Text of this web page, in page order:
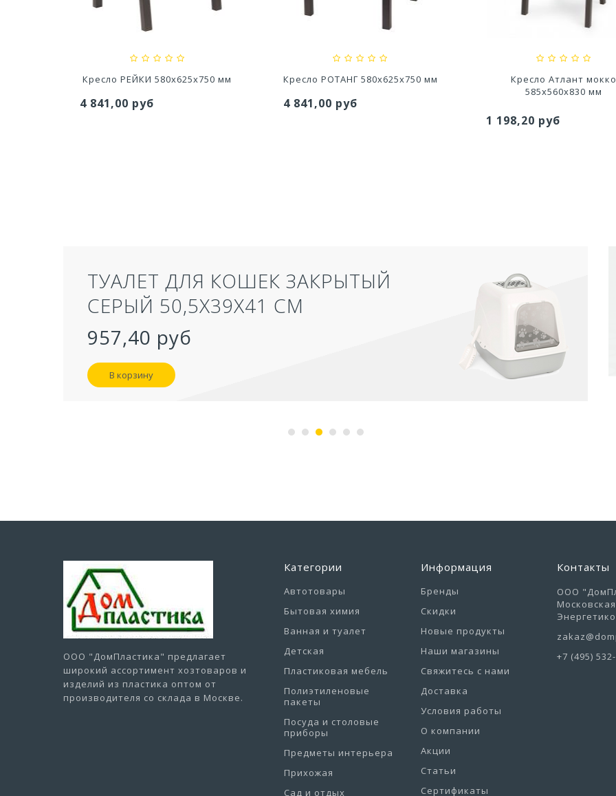
79,80 руб
627,20 руб 527,80 руб
Кресло РЕЙКИ 580x625x750 мм
4 841,00 руб
Кресло РОТАНГ 580x625x750 мм
4 841,00 руб
Кресло Атлант мокко
585х560х830 мм
1 198,20 руб
ТУАЛЕТ ДЛЯ КОШЕК ЗАКРЫТЫЙ
СЕРЫЙ 50,5Х39Х41 СМ
957,40 руб
В корзину
ООО "ДомПластика" предлагает
широкий ассортимент хозтоваров и
изделий из пластика оптом от
производителя со склада в Москве.
Категории
Автотовары
Бытовая химия
Ванная и туалет
Детская
Пластиковая мебель
Полиэтиленовые
пакеты
Посуда и столовые
приборы
Предметы интерьера
Прихожая
Сад и отдых
Информация
Бренды
Скидки
Новые продукты
Наши магазины
Свяжитесь с нами
Доставка
Условия работы
О компании
Акции
Статьи
Сертификаты
Контакты
ООО
+7 (495)